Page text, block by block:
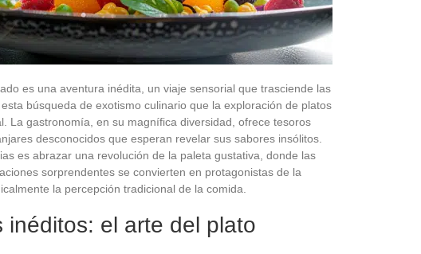
es una aventura inédita, un viaje sensorial que trasciende las
búsqueda de exotismo culinario que la exploración de platos
La gastronomía, en su magnífica diversidad, ofrece tesoros
desconocidos que esperan revelar sus sabores insólitos.
es abrazar una revolución de la paleta gustativa, donde las
sorprendentes se convierten en protagonistas de la
la percepción tradicional de la comida.
inéditos: el arte del plato